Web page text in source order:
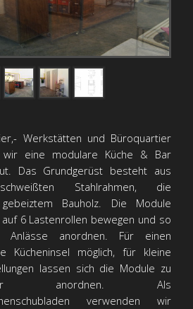
Werkstätten und Büroquartier
wir eine modulare Küche & Bar
Das Grundgerüst besteht aus
Stahlrahmen, die
Bauholz. Die Module
6 Lastenrollen bewegen und so
Anlässe anordnen. Für einen
Kücheninsel möglich, für kleine
lassen sich die Module zu
anordnen. Als
verwenden wir